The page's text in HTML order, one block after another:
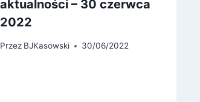
aktualności – 30 czerwca
2022
Przez BJKasowski 30/06/2022